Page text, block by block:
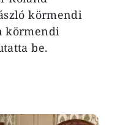
körmendi
körmendi
be.